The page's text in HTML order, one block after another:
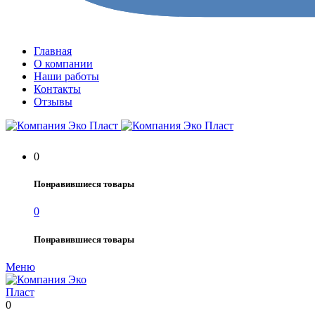
Главная
О компании
Наши работы
Контакты
Отзывы
0
Понравившиеся товары
0
Понравившиеся товары
Меню
0